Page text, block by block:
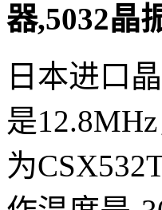
器,5032晶
日本进口
是12.8MHz
为